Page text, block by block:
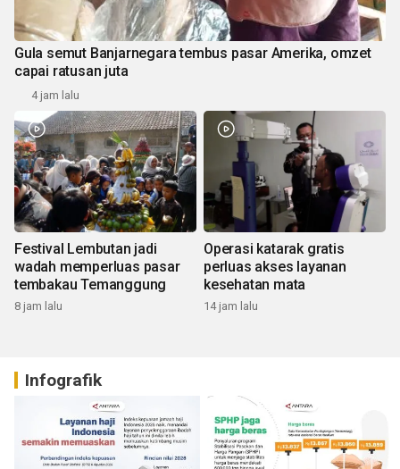
Gula semut Banjarnegara tembus pasar Amerika, omzet
capai ratusan juta
4 jam lalu
Festival Lembutan jadi
wadah memperluas pasar
tembakau Temanggung
8 jam lalu
Operasi katarak gratis
perluas akses layanan
kesehatan mata
14 jam lalu
Infografik